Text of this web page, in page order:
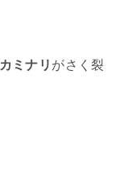
ミナリ がさく裂